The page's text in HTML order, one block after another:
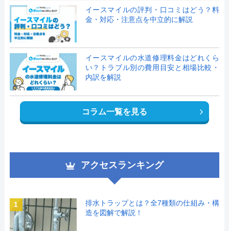
イースマイルの評判・口コミはどう？料
金・対応・注意点を中立的に解説
イースマイルの水道修理料金はどれくら
い？トラブル別の費用目安と相場比較・
内訳を解説
コラム一覧を見る
アクセスランキング
1
排水トラップとは？全7種類の仕組み・構
造を図解で解説！